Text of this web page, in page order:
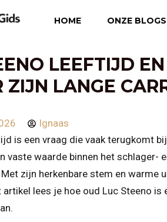
HOME ONZE BLOGS
LEEFTIJD
ZIJN LANGE
Ignaas
is een vraag die vaak terugkomt
vaste waarde binnen het schlager-
zijn herkenbare stem en warme
artikel lees je hoe oud Luc Steeno